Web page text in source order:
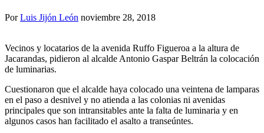
PorLuis Jijón León noviembre 28, 2018
Vecinos y locatarios de la avenida Ruffo Figueroa a la altura de
Jacarandas, pidieron al alcalde Antonio Gaspar Beltrán la colocación
de luminarias.
Cuestionaron que el alcalde haya colocado una veintena de lamparas
en el paso a desnivel y no atienda a las colonias ni avenidas
principales que son intransitables ante la falta de luminaria y en
algunos casos han facilitado el asalto a transeúntes.